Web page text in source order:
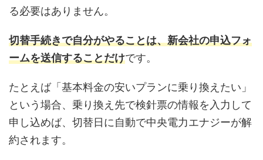
る必要はありません。
切替手続きで自分がやることは、新会社の申込フォ
ームを送信することだけです。
たとえば「基本料金の安いプランに乗り換えたい」
という場合、乗り換え先で検針票の情報を入力して
申し込めば、切替日に自動で中央電力エナジーが解
約されます。